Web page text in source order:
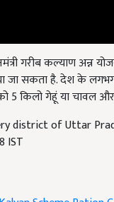
गरीब कल्याण अन्न
जा सकता है. देश के
5 किलो गेहूं या चावल
district of Uttar
IST
Scheme